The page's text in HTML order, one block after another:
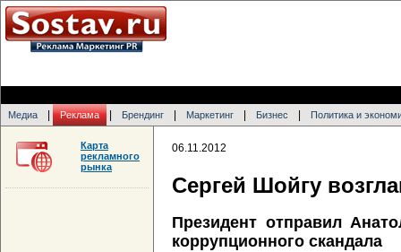
Медиа Реклама Брендинг Маркетинг Бизнес Политика и
06.11.2012
Сергей Шойгу
Президент отправил
коррупционного скандала
Карта
рекламного
рынка